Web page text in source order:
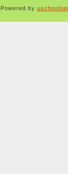
Powered by